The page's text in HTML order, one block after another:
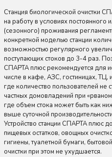
Станция биологической очистки
на работу в условиях постоянного
(сезонного) проживания
конкретной моделью станции
возможностью регулярного
поступающих стоков до 3-4 раз.
СПАРТА плюс рекомендуется для
числе в кафе, АЗС, гостиницах, ТЦ,
где количество пользователей не
частных домовладений при
где объем стока может быть как
выше суточной
Устройство станции СПАРТА плюс
пищевых остатков, овощных
гигиены, туалетной бумаги,
очистки при этом не ухудшается.